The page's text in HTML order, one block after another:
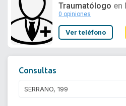
Soporte
Traumatólogo en
0 opiniones
Ver teléfono
Consultas